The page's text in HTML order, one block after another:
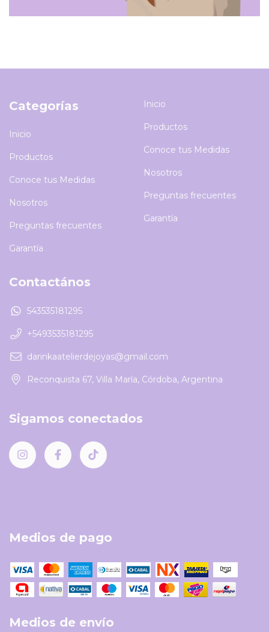
Categorías
Inicio
Productos
Conoce tus Medidas
Nosotros
Preguntas frecuentes
Garantía
Inicio
Productos
Conoce tus Medidas
Nosotros
Preguntas frecuentes
Garantía
Contactános
543535181295
+5493535181295
darinkaatelierdejoyas@gmail.com
Reconquista 67, Villa María, Córdoba, Argentina
Sigamos conectados
Medios de pago
Medios de envío